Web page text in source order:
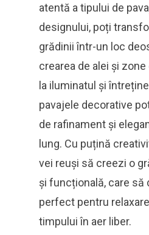
atentă a tipului de
designului, poți
grădinii într-un loc
crearea de alei și zone
la iluminatul și
pavajele decorative
de rafinament și
lung. Cu puțină
vei reuși să creezi o
și funcțională, care să
perfect pentru
timpului în aer liber.